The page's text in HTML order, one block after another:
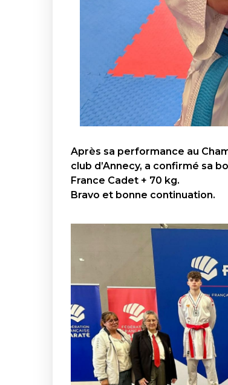
Après sa performance au
club d’Annecy, a confirmé sa
France Cadet + 70 kg.
Bravo et bonne continuation.